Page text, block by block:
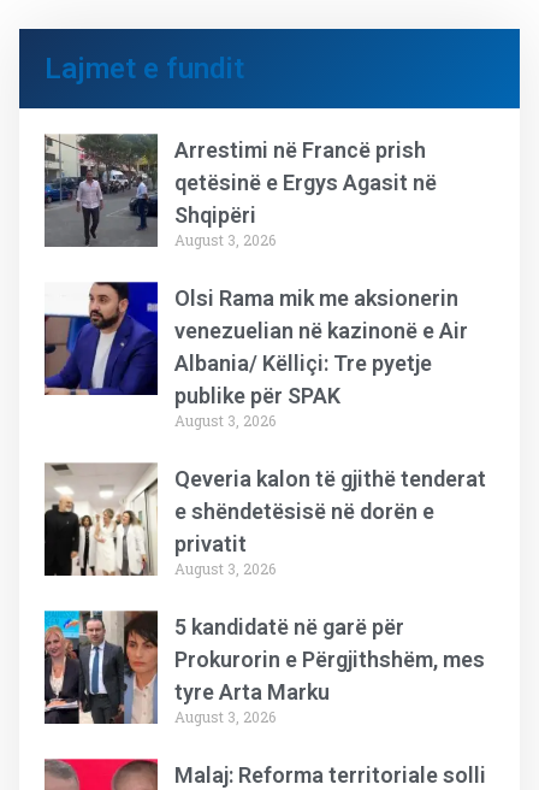
Lajmet e fundit
Arrestimi në Francë prish
qetësinë e Ergys Agasit në
Shqipëri
August 3, 2026
Olsi Rama mik me aksionerin
venezuelian në kazinonë e Air
Albania/ Këlliçi: Tre pyetje
publike për SPAK
August 3, 2026
Qeveria kalon të gjithë tenderat
e shëndetësisë në dorën e
privatit
August 3, 2026
5 kandidatë në garë për
Prokurorin e Përgjithshëm, mes
tyre Arta Marku
August 3, 2026
Malaj: Reforma territoriale solli